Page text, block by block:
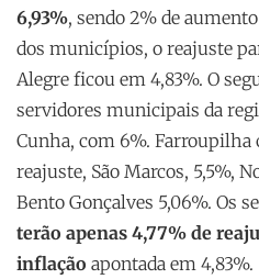
6,93%, sendo 2% de
dos municípios, o reajuste
Alegre ficou em 4,83%. O
servidores municipais da
Cunha, com 6%. Farroupilha
reajuste, São Marcos, 5,5%,
Bento Gonçalves 5,06%. Os
terão apenas 4,77% de
inflação apontada em 4,83%.